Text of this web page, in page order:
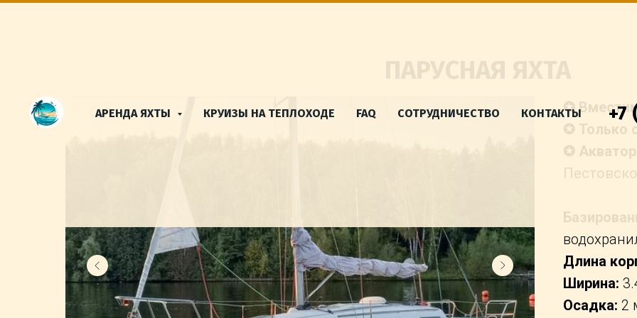
АРЕНДА ЯХТЫ КРУИЗЫ НА ТЕПЛОХОДЕ FAQ СОТРУДНИЧЕСТВО КОНТАКТЫ +7
✪
✪ Только
✪
Длина
Ширина:
Осадка: 2